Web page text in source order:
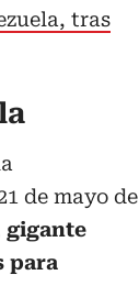
tras
de mayo de
gigante
para